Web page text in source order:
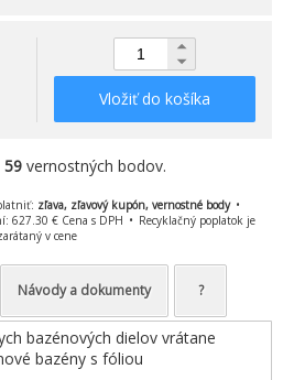
Vložiť do košíka
59 vernostných bodov.
zľava, zľavový kupón, vernostné body
627.30 € Cena s DPH
Recyklačný poplatok je
v cene
Návody a dokumenty ?
bazénových dielov vrátane
bazény s fóliou